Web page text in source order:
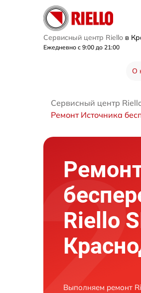
Сервисный центр Riello в
Ежедневно с 9:00 до 21:00
О
Сервисный центр
Ремонт Источника
Riello
Выполняем ремонт